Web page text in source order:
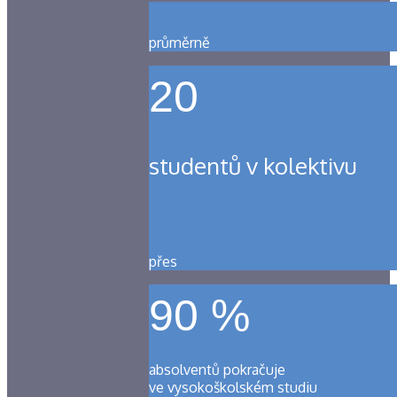
průměrně
20
studentů v kolektivu
přes
90 %
absolventů pokračuje
ve vysokoškolském studiu